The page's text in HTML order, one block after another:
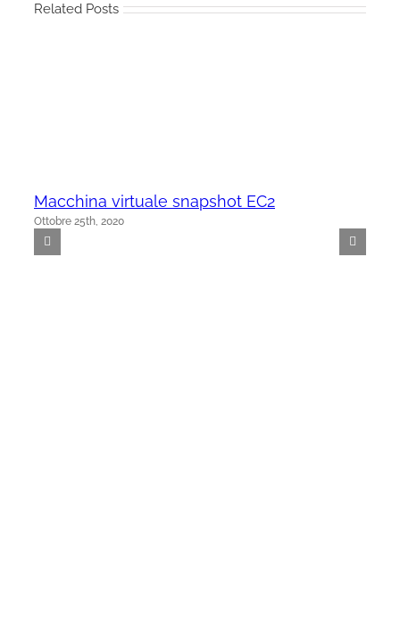
Related Posts
Macchina virtuale snapshot EC2
Ottobre 25th, 2020